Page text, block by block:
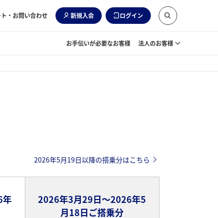
・お問い合わせ 新規入会 ログイン
お手伝いが必要なお客様 法人のお客様
2026年5月19日以降の搭乗分はこちら
年
2026年3月29日～2026年5
月18日ご搭乗分